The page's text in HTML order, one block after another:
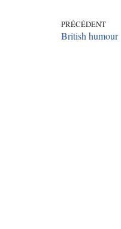
PRÉCÉDENT
British humour